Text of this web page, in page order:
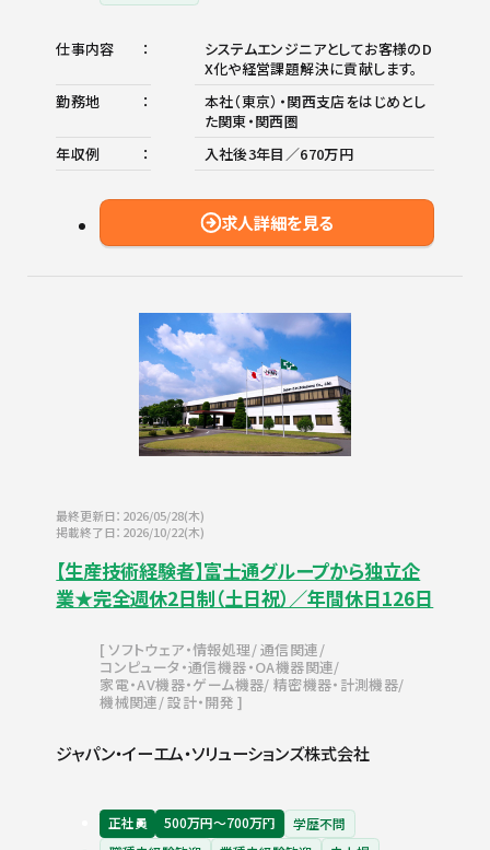
仕事内容
システムエンジニアとしてお客様のD
X化や経営課題解決に貢献します。
勤務地
本社（東京）・関西支店をはじめとし
た関東・関西圏
年収例
入社後3年目／670万円
求人詳細を見る
最終更新日：2026/05/28(木)
掲載終了日：2026/10/22(木)
【生産技術経験者】富士通グループから独立企
業★完全週休2日制（土日祝）／年間休日126日
ソフトウェア・情報処理 通信関連
コンピュータ・通信機器・OA機器関連
家電・AV機器・ゲーム機器 精密機器・計測機器
機械関連 設計・開発
ジャパン・イーエム・ソリューションズ株式会社
正社員 500万円〜700万円
学歴不問